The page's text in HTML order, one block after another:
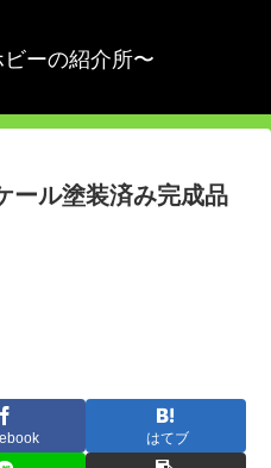
ーの紹介所〜
ール塗装済み完成品
はてブ